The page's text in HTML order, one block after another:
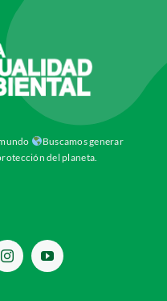
Buscamos generar
del planeta.